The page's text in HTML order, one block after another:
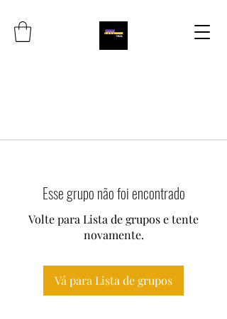
Esse grupo não foi encontrado
Volte para Lista de grupos e tente
novamente.
Vá para Lista de grupos